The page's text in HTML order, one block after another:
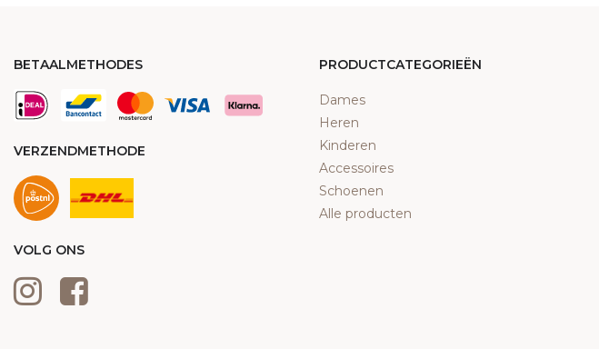
BETAALMETHODES
VERZENDMETHODE
VOLG ONS
PRODUCTCATEGORIEËN
Dames
Heren
Kinderen
Accessoires
Schoenen
Alle producten